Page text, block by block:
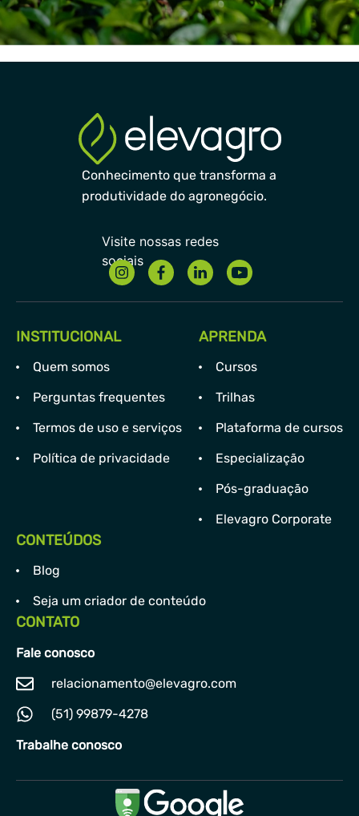
Conhecimento que transforma a
produtividade do agronegócio.
INSTITUCIONAL
Quem somos
Perguntas frequentes
Termos de uso e serviços
Política de privacidade
APRENDA
Cursos
Trilhas
Plataforma de cursos
Especialização
Pós-graduação
Elevagro Corporate
CONTEÚDOS
Blog
Seja um criador de conteúdo
CONTATO
Fale conosco
relacionamento@elevagro.com
(51) 99879-4278
Trabalhe conosco